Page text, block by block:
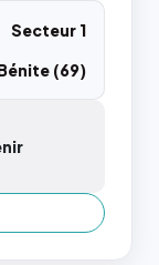
Secteur 1
(69)